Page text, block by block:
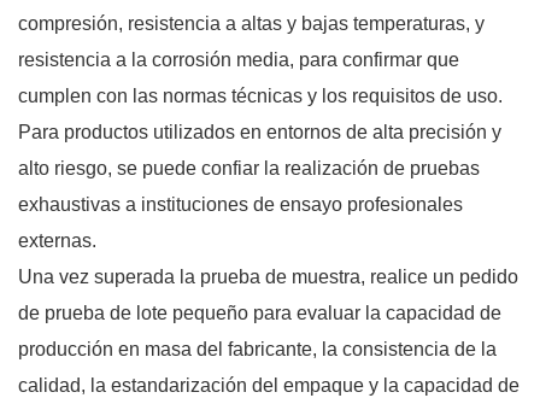
compresión, resistencia a altas y bajas temperaturas, y
resistencia a la corrosión media, para confirmar que
cumplen con las normas técnicas y los requisitos de uso.
Para productos utilizados en entornos de alta precisión y
alto riesgo, se puede confiar la realización de pruebas
exhaustivas a instituciones de ensayo profesionales
externas.
Una vez superada la prueba de muestra, realice un pedido
de prueba de lote pequeño para evaluar la capacidad de
producción en masa del fabricante, la consistencia de la
calidad, la estandarización del empaque y la capacidad de